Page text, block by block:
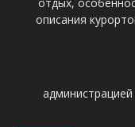
отдых,
описания
администрацией